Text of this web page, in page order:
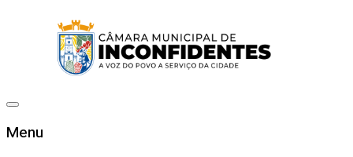
Menu